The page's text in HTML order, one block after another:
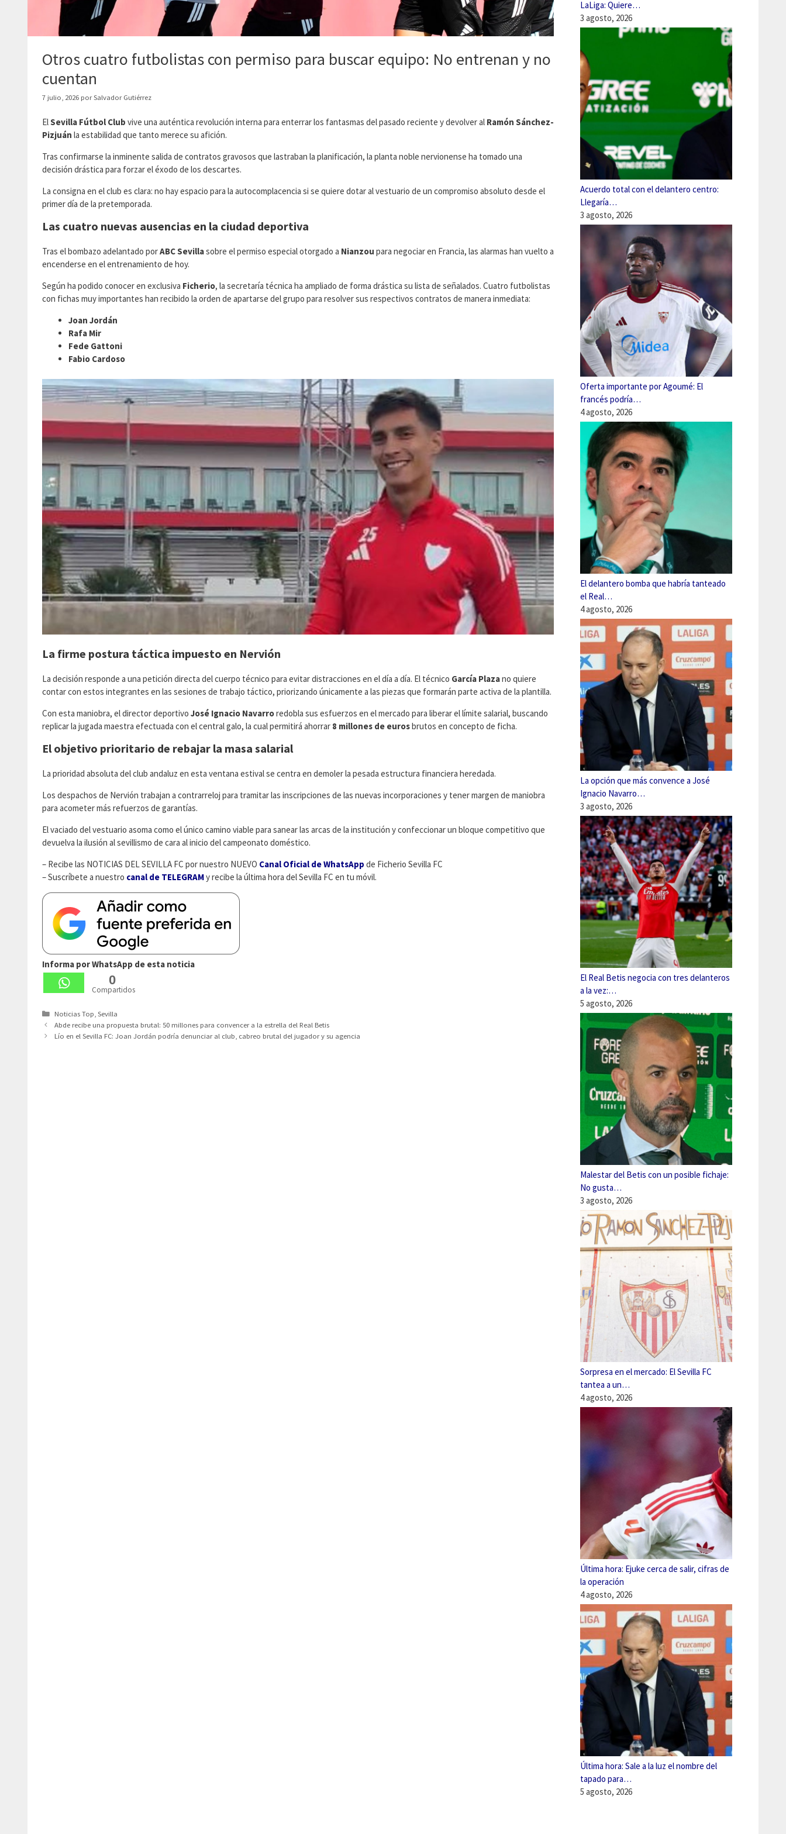
Otros cuatro futbolistas con permiso para buscar equipo: No entrenan y no
cuentan
7 julio, 2026 porSalvador Gutiérrez
​ElSevilla Fútbol Club vive una auténtica revolución interna para enterrar los fantasmas del pasado reciente y devolver al Ramón Sánchez-
Pizjuán la estabilidad que tanto merece su afición.
Tras confirmarse la inminente salida de contratos gravosos que lastraban la planificación, la planta noble nervionense ha tomado una
decisión drástica para forzar el éxodo de los descartes.
La consigna en el club es clara: no hay espacio para la autocomplacencia si se quiere dotar al vestuario de un compromiso absoluto desde el
primer día de la pretemporada.
Las cuatro nuevas ausencias en la ciudad deportiva
​Tras el bombazo adelantado porABC Sevillasobre el permiso especial otorgado a Nianzou para negociar en Francia, las alarmas han vuelto a
encenderse en el entrenamiento de hoy.
Según ha podido conocer en exclusiva Ficherio, la secretaría técnica ha ampliado de forma drástica su lista de señalados. Cuatro futbolistas
con fichas muy importantes han recibido la orden de apartarse del grupo para resolver sus respectivos contratos de manera inmediata:
Joan Jordán
Rafa Mir
Fede Gattoni
Fabio Cardoso
La firme postura táctica impuesto en Nervión
​La decisión responde a una petición directa del cuerpo técnico para evitar distracciones en el día a día. El técnico García Plazano quiere
contar con estos integrantes en las sesiones de trabajo táctico, priorizando únicamente a las piezas que formarán parte activa de la plantilla.
Con esta maniobra, el director deportivo José Ignacio Navarroredobla sus esfuerzos en el mercado para liberar el límite salarial, buscando
replicar la jugada maestra efectuada con el central galo, la cual permitirá ahorrar 8 millones de eurosbrutos en concepto de ficha.
El objetivo prioritario de rebajar la masa salarial
​La prioridad absoluta del club andaluz en esta ventana estival se centra en demoler la pesada estructura financiera heredada.
Los despachos de Nervión trabajan a contrarreloj para tramitar las inscripciones de las nuevas incorporaciones y tener margen de maniobra
para acometer más refuerzos de garantías.
El vaciado del vestuario asoma como el único camino viable para sanear las arcas de la institución y confeccionar un bloque competitivo que
devuelva la ilusión al sevillismo de cara al inicio del campeonato doméstico.
– Recibe las NOTICIAS DEL SEVILLA FC por nuestro NUEVO Canal Oficial de WhatsApp de Ficherio Sevilla FC
– Suscríbete a nuestro canal de TELEGRAMy recibe la última hora del Sevilla FC en tu móvil.
Informa por WhatsApp de esta noticia
0
Compartidos
Categorías
Noticias Top Sevilla
Abde recibe una propuesta brutal: 50 millones para convencer a la estrella del Real Betis
Lío en el Sevilla FC: Joan Jordán podría denunciar al club, cabreo brutal del jugador y su agencia
LaLiga: Quiere…
3 agosto, 2026
Acuerdo total con el delantero centro:
Llegaría…
3 agosto, 2026
Oferta importante por Agoumé: El
francés podría…
4 agosto, 2026
El delantero bomba que habría tanteado
el Real…
4 agosto, 2026
La opción que más convence a José
Ignacio Navarro…
3 agosto, 2026
El Real Betis negocia con tres delanteros
a la vez:…
5 agosto, 2026
Malestar del Betis con un posible fichaje:
No gusta…
3 agosto, 2026
Sorpresa en el mercado: El Sevilla FC
tantea a un…
4 agosto, 2026
Última hora: Ejuke cerca de salir, cifras de
la operación
4 agosto, 2026
Última hora: Sale a la luz el nombre del
tapado para…
5 agosto, 2026